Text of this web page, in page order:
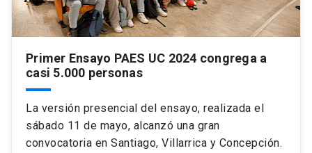
Primer Ensayo PAES UC 2024 congrega a
casi 5.000 personas
La versión presencial del ensayo, realizada el
sábado 11 de mayo, alcanzó una gran
convocatoria en Santiago, Villarrica y Concepción.